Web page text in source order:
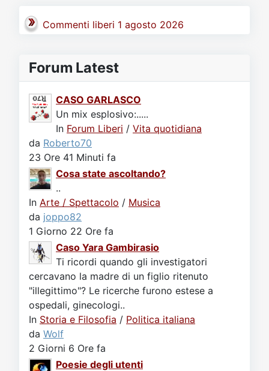
Commenti liberi 1 agosto 2026
Forum Latest
CASO GARLASCO
Un mix esplosivo:.....
In Forum Liberi / Vita quotidiana
da Roberto70
23 Ore 41 Minuti fa
Cosa state ascoltando?
..
In Arte / Spettacolo / Musica
da joppo82
1 Giorno 22 Ore fa
Caso Yara Gambirasio
Ti ricordi quando gli investigatori
cercavano la madre di un figlio ritenuto
"illegittimo"? Le ricerche furono estese a
ospedali, ginecologi..
In Storia e Filosofia / Politica italiana
da Wolf
2 Giorni 6 Ore fa
Poesie degli utenti